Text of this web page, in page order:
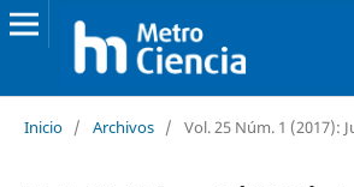
Inicio / Archivos / Vol. 25 Núm. 1 (2017):